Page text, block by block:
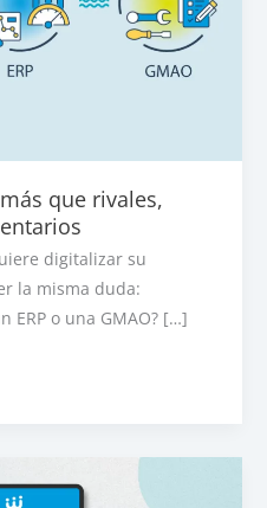
más que rivales,
digitalizar su
la misma duda:
ERP o una GMAO? […]